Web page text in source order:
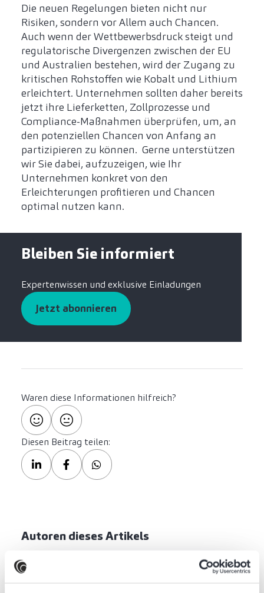
Die neuen Regelungen bieten nicht nur
Risiken, sondern vor Allem auch Chancen.
Auch wenn der Wettbewerbsdruck steigt und
regulatorische Divergenzen zwischen der EU
und Australien bestehen, wird der Zugang zu
kritischen Rohstoffen wie Kobalt und Lithium
erleichtert. Unternehmen sollten daher bereits
jetzt ihre Lieferketten, Zollprozesse und
Compliance-Maßnahmen überprüfen, um, an
den potenziellen Chancen von Anfang an
partizipieren zu können. Gerne unterstützen
wir Sie dabei, aufzuzeigen, wie Ihr
Unternehmen konkret von den
Erleichterungen profitieren und Chancen
optimal nutzen kann.
Bleiben Sie informiert
Expertenwissen und exklusive Einladungen
Jetzt abonnieren
Waren diese Informationen hilfreich?
Diesen Beitrag teilen:
Autoren dieses Artikels
Was können wir für Sie tun?